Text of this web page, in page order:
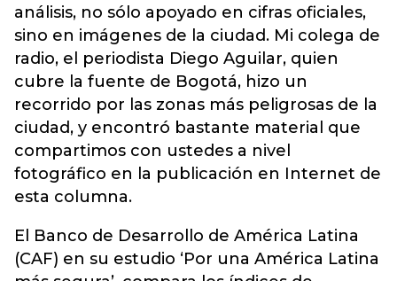
análisis, no sólo apoyado en cifras oficiales,
sino en imágenes de la ciudad. Mi colega de
radio, el periodista Diego Aguilar, quien
cubre la fuente de Bogotá, hizo un
recorrido por las zonas más peligrosas de la
ciudad, y encontró bastante material que
compartimos con ustedes a nivel
fotográfico en la publicación en Internet de
esta columna.
El Banco de Desarrollo de América Latina
(CAF) en su estudio ‘Por una América Latina